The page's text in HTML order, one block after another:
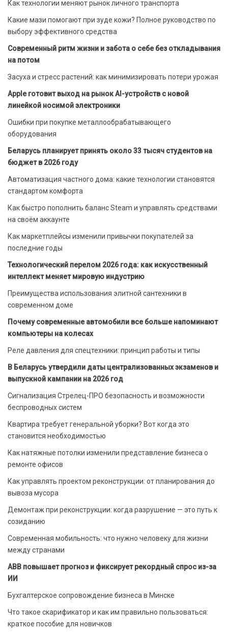
Как технологии меняют рынок личного транспорта
Какие мази помогают при зуде кожи? Полное руководство по
выбору эффективного средства
Современный ритм жизни и забота о себе без откладывания
на потом
Засуха и стресс растений: как минимизировать потери урожая
Apple готовит выход на рынок AI-устройств с новой
линейкой носимой электроники
Ошибки при покупке металлообрабатывающего
оборудования
Беларусь планирует принять около 33 тысяч студентов на
бюджет в 2026 году
Автоматизация частного дома: какие технологии становятся
стандартом комфорта
Как быстро пополнить баланс Steam и управлять средствами
на своём аккаунте
Как маркетплейсы изменили привычки покупателей за
последние годы
Технологический перелом 2026 года: как искусственный
интеллект меняет мировую индустрию
Преимущества использования элитной сантехники в
современном доме
Почему современные автомобили все больше напоминают
компьютеры на колесах
Реле давления для спецтехники: принцип работы и типы
В Беларусь утвердили даты централизованных экзаменов и
выпускной кампании на 2026 год
Сигнализация Стрелец-ПРО безопасность и возможности
беспроводных систем
Квартира требует генеральной уборки? Вот когда это
становится необходимостью
Как натяжные потолки изменили представление бизнеса о
ремонте офисов
Как управлять проектом реконструкции: от планирования до
вывоза мусора
Демонтаж при реконструкции: когда разрушение — это путь к
созиданию
Современная мобильность: что нужно человеку для жизни
между странами
ABB повышает прогноз и фиксирует рекордный спрос из-за
ИИ
Бухгалтерское сопровождение бизнеса в Минске
Что такое скарификатор и как им правильно пользоваться:
краткое пособие для новичков